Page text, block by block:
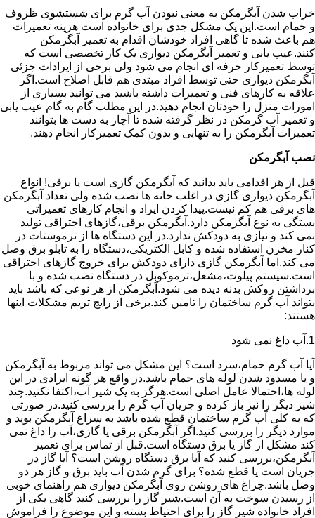
خراب شدن آبگرمکن به معنی نبودن آب گرم برای شستشوی ظروف
و حمام است.این یک مشکل جدی برای خانواده است هزینه تعمیرات
هم باعث شده تا گاهی افراد خودشان اقدام به تعمیر آبگرمکن
کنند.عیب یابی و تعمیر آبگرمکن دیواری یک کار تخصصی است که
توسط تعمیرکار حرفه ای انجام می شود ولی برخی از ایرادات جزئی
آبگرمکن دیواری حتی توسط افراد مبتدی هم قابل اصلاح است.اگر
علاقه به کارهای فنی و تعمیرات داشته باشید می توانید بسیاری از
امورات منزل را خودتان انجام دهید.در این مطلب گام به گام عیب یابی
و تعمیر آب گرمکن در نظر گرفته شده تا آچار به دست ها بتوانند
تعمیرات آبگرمکن را به تنهایی و بدون کمک تعمیرکار انجام دهند.
نصب آبگرمکن
قبل از هر اقدامی باید بدانید که آبگرمکن گازی است یا برقی! انواع
آبگرمکن دیواری گازی در اغلب خانه ها نصب شده ولی تعداد آبگرمکن
های برقی هم کم نیست.پیدا کردن ایراد و انجام کارهای تعمیراتی
بستگی به نوع آبگرمکن دارد.آبگرمکن برقی،گازهای احتراقی تولید
نمی کند و نیازی به دودکش ندارد.در این دستگاه ها از ترموستات در
کنار مخزن استفاده شده و کابل الکتریکی،دستگاه را به تابلو برق وصل
می کند.اما آبگرمکن گازی دارای دودکش برای خروج گازهای احتراقی
است.سیستم پیلوت،مشعل،ترموکوبل در دستگاه نصب شده و با
برداشتن روکش بدنه دیده می شود.آبگرمکن از هر نوعی که باشد باید
بتواند آب گرم ساختمان را تامین کند.برخی از رایج تریم مشکلات اینها
هستند:
1.آب داغ نمی شود
آیا آب گرم حمام،سرد است؟ این مشکل می تواند مربوط به آبگرمکن
و یا مسدود شدن لوله های حمام باشد.در واقع هر گونه ایرادی در این
لوله ها،احتمالا عامل اصلی است.هرگز به یک شیر آب،اکتفا نکنید.چند
شیر دیگر را نیز باز کرده و جریان آب گرم را بررسی کنید.در صورتی
که به کلی آب گرم ساختمان قطع شده باشد به سراغ آبگرمکن بوید و
موارد دیگر را بررسی کنید.اگر آبگرمکن برقی یا گازی،آب را داغ نمی
کند مشکل از گاز یا برق دستگاه است.قبل از تماس برای تعمیر
آبگرمکن،بررسی کنید که آیا برق دستگاه روشن است؟ آیا گاز در
جریان است یا قطع شده؟ برای گرم شدن آب باید برق و گاز هر دو
وصل باشد.چراغ های روشن روی آبگرمکن دیواری هم راهنمای خوبی
از رسیدن سوخت به آن است.شیر گاز را بررسی کنید گاهی یکی از
افراد خانواده شیر گاز را برای احتیاط بسته و این موضوع را فراموش